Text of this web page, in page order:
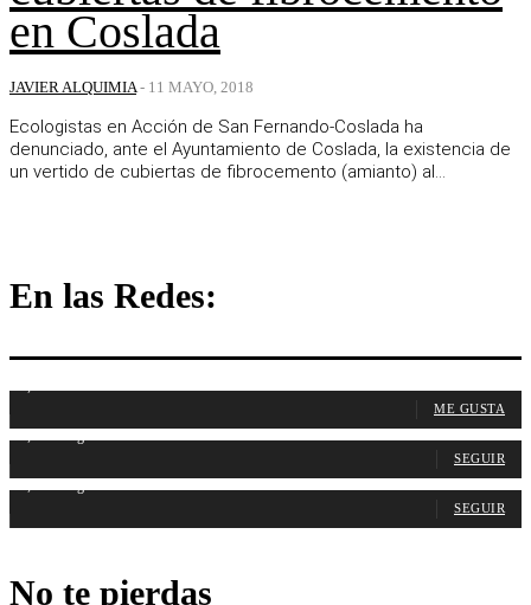
en Coslada
JAVIER ALQUIMIA - 11 MAYO, 2018
Ecologistas en Acción de San Fernando-Coslada ha
denunciado, ante el Ayuntamiento de Coslada, la existencia de
un vertido de cubiertas de fibrocemento (amianto) al...
En las Redes:
ME GUSTA
SEGUIR
SEGUIR
No te pierdas